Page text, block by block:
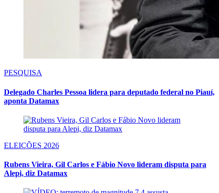
PESQUISA
Delegado Charles Pessoa lidera para deputado federal no Piauí,
aponta Datamax
ELEIÇÕES 2026
Rubens Vieira, Gil Carlos e Fábio Novo lideram disputa para
Alepi, diz Datamax